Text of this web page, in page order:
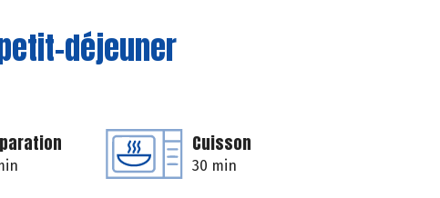
déjeuner
Cuisson
30 min